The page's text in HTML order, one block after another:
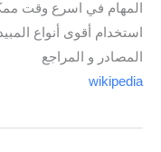
المهام في اسرع وقت
استخدام أقوى أنواع
المصادر و المراجع
wikipedia